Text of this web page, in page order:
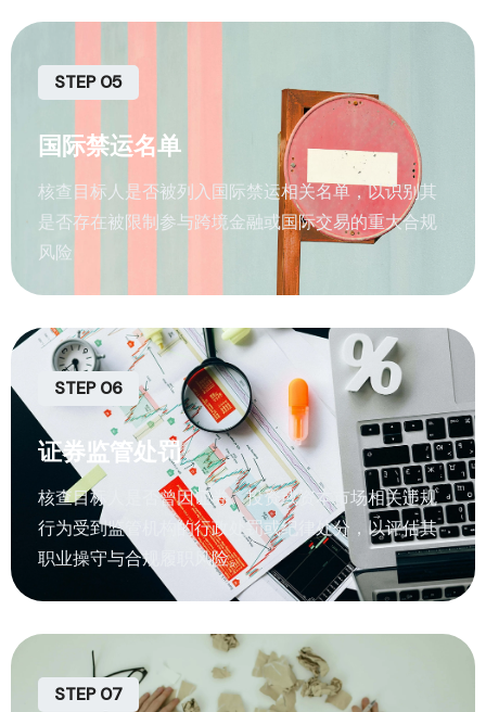
STEP 05
国际禁运名单
核查目标人是否被列入国际禁运相关名单，以识别其
是否存在被限制参与跨境金融或国际交易的重大合规
风险
STEP 06
证券监管处罚
核查目标人是否曾因证券、投资或资本市场相关违规
行为受到监管机构的行政处罚或纪律处分，以评估其
职业操守与合规履职风险。
STEP 07